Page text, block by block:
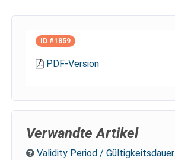
ID #1859
PDF-Version
Verwandte Artikel
Validity Period / Gültigkeitsdauer